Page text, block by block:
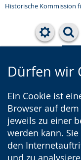
Historische Kommission
Dürfen wir
Ein Cookie ist
Browser auf
jeweils zu einer
werden kann.
den
und zu